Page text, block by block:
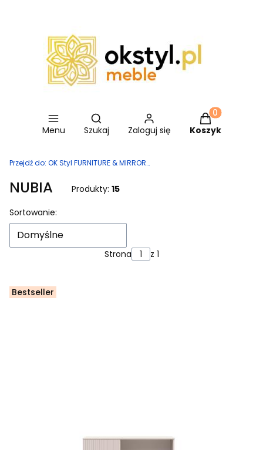
Menu
Otwórz wyszukiwarkę
Szukaj Zaloguj się
Produkty w
Koszyk
Przejdź do: OK Styl FURNITURE & MIRRORS
NUBIA Produkty: 15
Lista produktów
Sortowanie:
Domyślne
Strona z 1
Bestseller